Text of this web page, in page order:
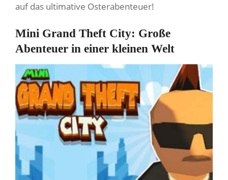
auf das ultimative Osterabenteuer!
Mini Grand Theft City: Große
Abenteuer in einer kleinen Welt